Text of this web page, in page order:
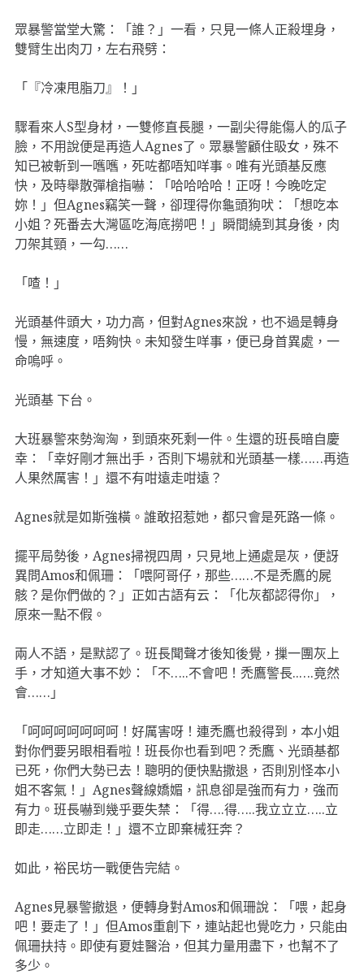
眾暴警當堂大驚：「誰？」一看，只見一條人正殺埋身，
雙臂生出肉刀，左右飛劈：
「『冷凍甩脂刀』！」
驟看來人S型身材，一雙修直長腿，一副尖得能傷人的瓜子
臉，不用說便是再造人Agnes了。眾暴警顧住𥄫女，殊不
知已被斬到一嚿嚿，死咗都唔知咩事。唯有光頭基反應
快，及時舉散彈槍指嚇：「哈哈哈哈！正呀！今晚吃定
妳！」但Agnes竊笑一聲，卻理得你龜頭狗吠：「想吃本
小姐？死番去大灣區吃海底撈吧！」瞬間繞到其身後，肉
刀架其頸，一勾……
「喳！」
光頭基件頭大，功力高，但對Agnes來說，也不過是轉身
慢，無速度，唔夠快。未知發生咩事，便已身首異處，一
命嗚呼。
光頭基 下台。
大班暴警來勢洶洶，到頭來死剩一件。生還的班長暗自慶
幸：「幸好剛才無出手，否則下場就和光頭基一樣……再造
人果然厲害！」還不有咁遠走咁遠？
Agnes就是如斯強橫。誰敢招惹她，都只會是死路一條。
擺平局勢後，Agnes掃視四周，只見地上通處是灰，便訝
異問Amos和佩珊：「喂阿哥仔，那些……不是禿鷹的屍
骸？是你們做的？」正如古語有云：「化灰都認得你」，
原來一點不假。
兩人不語，是默認了。班長聞聲才後知後覺，摷一團灰上
手，才知道大事不妙：「不…..不會吧！禿鷹警長..….竟然
會……」
「呵呵呵呵呵呵呵！好厲害呀！連禿鷹也殺得到，本小姐
對你們要另眼相看啦！班長你也看到吧？禿鷹、光頭基都
已死，你們大勢已去！聰明的便快點撒退，否則別怪本小
姐不客氣！」Agnes聲線嬌媚，訊息卻是強而有力，強而
有力。班長嚇到幾乎要失禁：「得….得…..我立立立…..立
即走……立即走！」還不立即棄械狂奔？
如此，裕民坊一戰便告完結。
Agnes見暴警撤退，便轉身對Amos和佩珊說：「喂，起身
吧！要走了！」但Amos重創下，連站起也覺吃力，只能由
佩珊扶持。即使有夏娃醫治，但其力量用盡下，也幫不了
多少。